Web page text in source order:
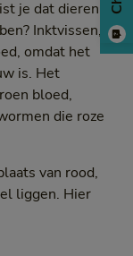
je dat dieren
Inktvissen,
omdat het
is. Het
bloed,
die roze
van rood,
liggen. Hier